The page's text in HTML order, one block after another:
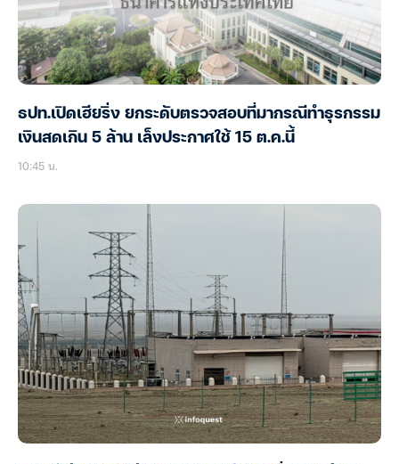
ธปท.เปิดเฮียริ่ง ยกระดับตรวจสอบที่มากรณีทำธุรกรรม
เงินสดเกิน 5 ล้าน เล็งประกาศใช้ 15 ต.ค.นี้
10:45 น.